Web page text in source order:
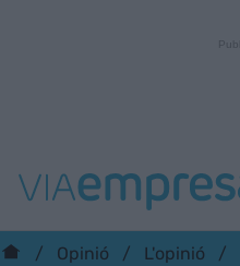
Opinió L'opinió